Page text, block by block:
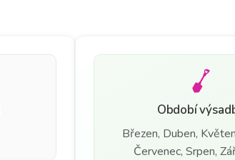
Období
Březen, Duben,
Červenec, Srpen,